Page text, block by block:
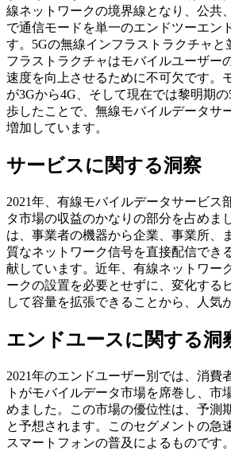
線ネットワークの境界線となり、公共
で通信モードを単一のエンドツーエン
す。5Gの無線インフラストラクチャと
フラストラクチャはモバイルユーザー
速度を向上させるために不可欠です。
が3Gから4G、そして現在では黎明期
歩したことで、無線モバイルデータサ
増加しています。
サービスに関する洞察
2021年、有線モバイルデータサービス
タ市場の収益のかなりの部分を占めま
は、事業者の機器から企業、事業所、
質なネットワーク信号を直接配信でき
献しています。近年、有線ネットワー
ークの設置を必要とせずに、変化する
して容量を拡張できることから、人気
エンドユースに関する洞
2021年のエンドユーザー別では、消費
トがモバイルデータ市場を席巻し、市
めました。この市場の優位性は、予測
と予想されます。このセグメントの急
スマートフォンの普及によるものです